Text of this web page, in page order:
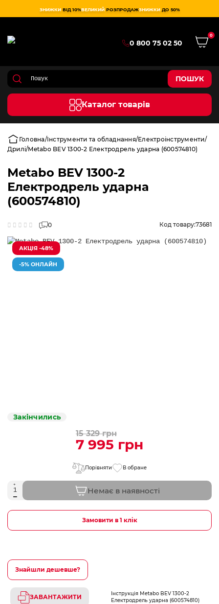
ЗНИЖКИ ВІД 10%ВЕЛИКИЙ РОЗПРОДАЖЗНИЖКИ ДО 50%
0 800 75 02 50
0
ПОШУК
Каталог товарів
Головна Інструменти та обладнання Електроінструменти
Дрилі Metabo BEV 1300-2 Електродрель ударна (600574810)
Metabo BEV 1300-2
Електродрель ударна
(600574810)
0 Код товару:73681
АКЦІЯ -48%
-5% ОНЛАЙН
Закінчились
15 329 грн
7 995 грн
Порівняти В обране
Немає в наявності
Замовити в 1 клік
Знайшли дешевше?
ЗАВАНТАЖИТИ
Інструкція Metabo BEV 1300-2
Електродрель ударна (600574810)